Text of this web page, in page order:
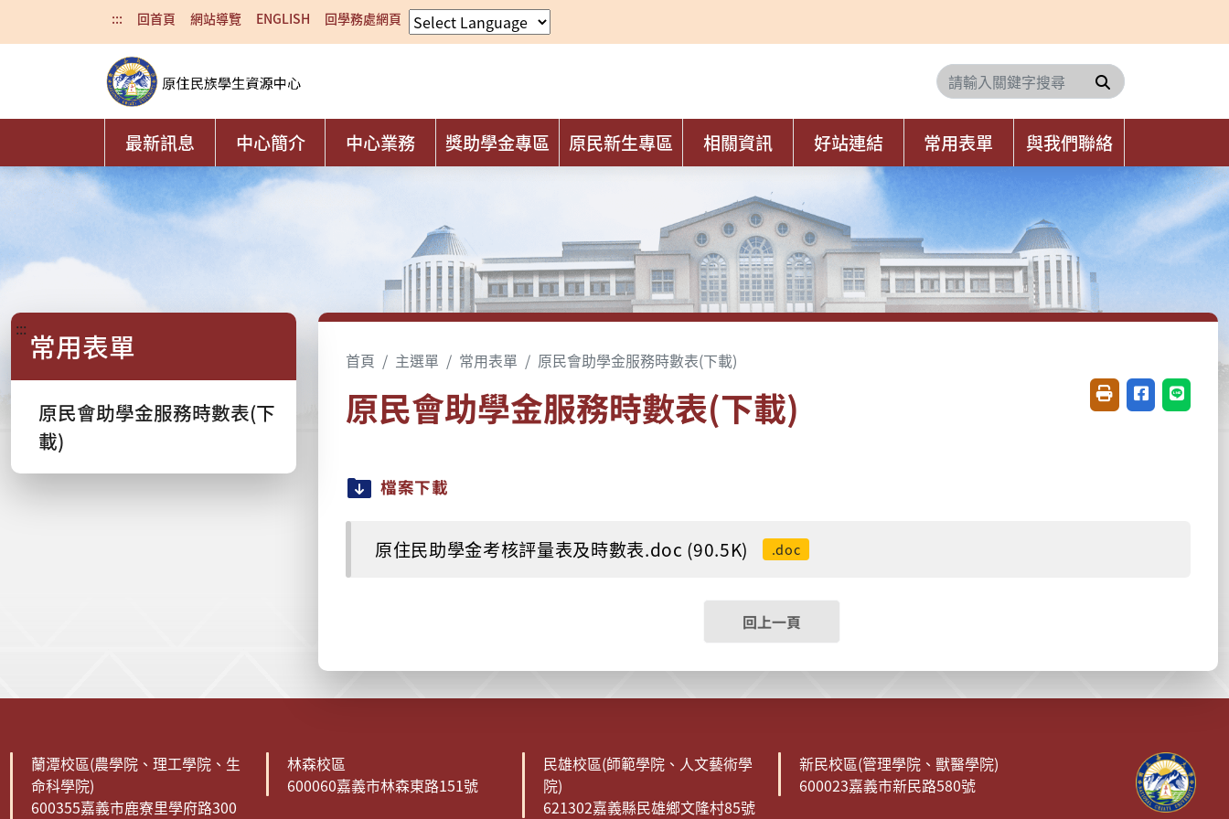
::: 回首頁 網站導覽 ENGLISH 回學務處網頁
搜尋
最新訊息 中心簡介 中心業務 獎助學金專區 原民新生專區 相關資訊 好站連結 常用表單 與我們聯絡
::: 常用表單
原民會助學金服務時數表(下
載)
首頁 主選單 常用表單 原民會助學金服務時數表(下載)
原民會助學金服務時數表(下載) 友善列印(開新視窗)
分享至臉書(
分享至
檔案下載
原住民助學金考核評量表及時數表.doc (90.5K) .doc
回上一頁
蘭潭校區(農學院、理工學院、生
命科學院)
600355嘉義市鹿寮里學府路300
林森校區
600060嘉義市林森東路151號
民雄校區(師範學院、人文藝術學
院)
621302嘉義縣民雄鄉文隆村85號
新民校區(管理學院、獸醫學院)
600023嘉義市新民路580號